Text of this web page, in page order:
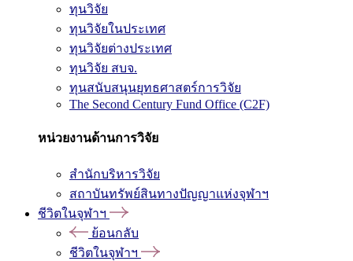
ทุนวิจัย
ทุนวิจัยในประเทศ
ทุนวิจัยต่างประเทศ
ทุนวิจัย สบจ.
ทุนสนับสนุนยุทธศาสตร์การวิจัย
The Second Century Fund Office (C2F)
หน่วยงานด้านการวิจัย
สำนักบริหารวิจัย
สถาบันทรัพย์สินทางปัญญาแห่งจุฬาฯ
ชีวิตในจุฬาฯ
ย้อนกลับ
ชีวิตในจุฬาฯ